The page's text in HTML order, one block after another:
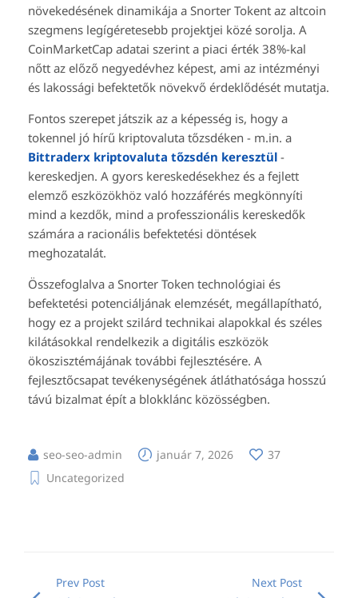
növekedésének dinamikája a Snorter Tokent az altcoin
szegmens legígéretesebb projektjei közé sorolja. A
CoinMarketCap adatai szerint a piaci érték 38%-kal
nőtt az előző negyedévhez képest, ami az intézményi
és lakossági befektetők növekvő érdeklődését mutatja.
Fontos szerepet játszik az a képesség is, hogy a
tokennel jó hírű kriptovaluta tőzsdéken - m.in. a
Bittraderx kriptovaluta tőzsdén keresztül -
kereskedjen. A gyors kereskedésekhez és a fejlett
elemző eszközökhöz való hozzáférés megkönnyíti
mind a kezdők, mind a professzionális kereskedők
számára a racionális befektetési döntések
meghozatalát.
Összefoglalva a Snorter Token technológiai és
befektetési potenciáljának elemzését, megállapítható,
hogy ez a projekt szilárd technikai alapokkal és széles
kilátásokkal rendelkezik a digitális eszközök
ökoszisztémájának további fejlesztésére. A
fejlesztőcsapat tevékenységének átláthatósága hosszú
távú bizalmat épít a blokklánc közösségben.
seo-seo-admin január 7, 2026
37
Uncategorized
Prev Post Next Post